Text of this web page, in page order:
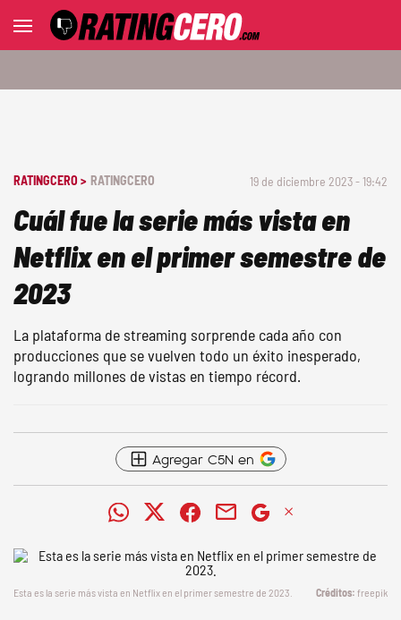
RATINGCERO > RATINGCERO 19 de diciembre 2023 - 19:42
Cuál fue la serie más vista en
Netflix en el primer semestre de
2023
La plataforma de streaming sorprende cada año con
producciones que se vuelven todo un éxito inesperado,
logrando millones de vistas en tiempo récord.
Agregar C5N en
Esta es la serie más vista en Netflix en el primer semestre de 2023. freepik